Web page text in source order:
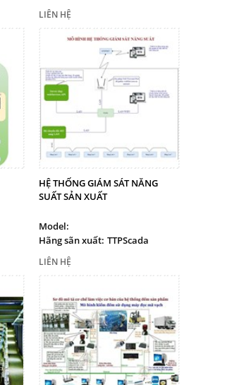
LIÊN HỆ
HỆ THỐNG GIÁM SÁT NĂNG
SUẤT SẢN XUẤT
Model:
Hãng sãn xuất: TTPScada
LIÊN HỆ